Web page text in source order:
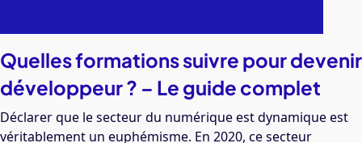
Quelles formations suivre pour devenir
développeur ? – Le guide complet
Déclarer que le secteur du numérique est dynamique est
véritablement un euphémisme. En 2020, ce secteur